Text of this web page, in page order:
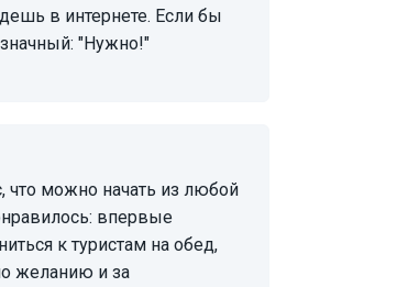
в интернете. Если бы
"Нужно!"
впервые
к туристам на обед,
желанию и за